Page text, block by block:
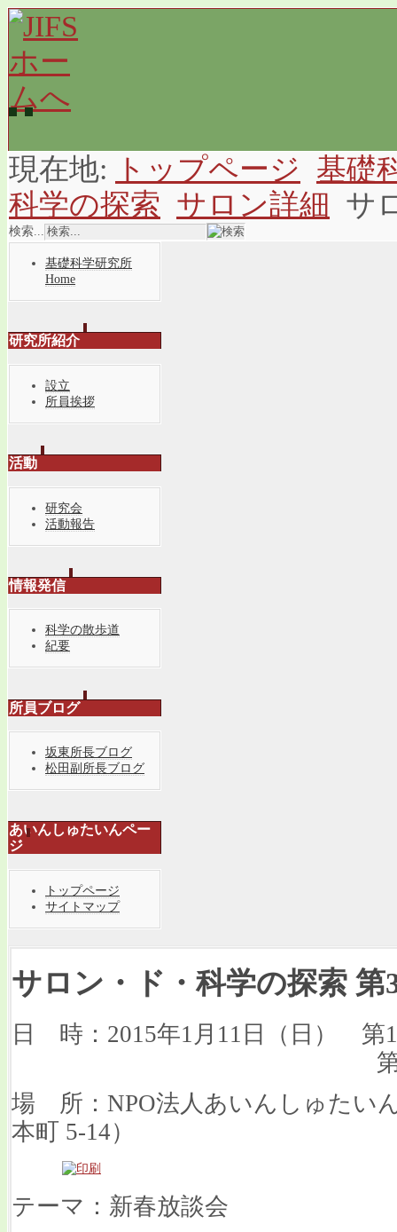
現在地: トップページ 基礎
科学の探索 サロン詳細 サ
検索...
基礎科学研究所
Home
研究所紹介
設立
所員挨拶
活動
研究会
活動報告
情報発信
科学の散歩道
紀要
所員ブログ
坂東所長ブログ
松田副所長ブログ
あいんしゅたいんペー
ジ
トップページ
サイトマップ
サロン・ド・科学の探索 第
日 時：2015年1月11日（日） 第1
第2部：
場 所：NPO法人あいんしゅたい
本町 5-14）
テーマ：新春放談会